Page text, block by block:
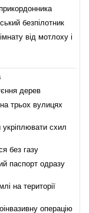
безпілотник
від мотлоху і
дерев
трьох вулицях
схил
без газу
паспорт одразу
на території
операцію